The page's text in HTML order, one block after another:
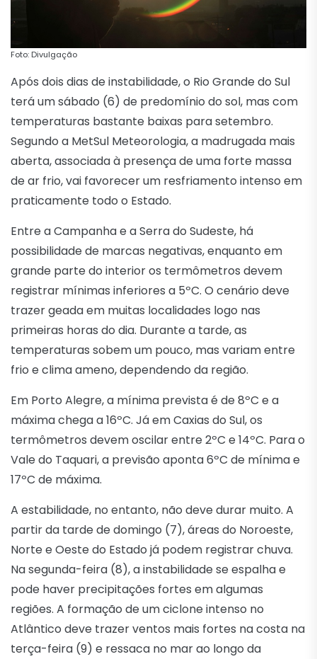
Foto: Divulgação
Após dois dias de instabilidade, o Rio Grande do Sul
terá um sábado (6) de predomínio do sol, mas com
temperaturas bastante baixas para setembro.
Segundo a MetSul Meteorologia, a madrugada mais
aberta, associada à presença de uma forte massa
de ar frio, vai favorecer um resfriamento intenso em
praticamente todo o Estado.
Entre a Campanha e a Serra do Sudeste, há
possibilidade de marcas negativas, enquanto em
grande parte do interior os termômetros devem
registrar mínimas inferiores a 5ºC. O cenário deve
trazer geada em muitas localidades logo nas
primeiras horas do dia. Durante a tarde, as
temperaturas sobem um pouco, mas variam entre
frio e clima ameno, dependendo da região.
Em Porto Alegre, a mínima prevista é de 8ºC e a
máxima chega a 16ºC. Já em Caxias do Sul, os
termômetros devem oscilar entre 2ºC e 14ºC. Para o
Vale do Taquari, a previsão aponta 6ºC de mínima e
17ºC de máxima.
A estabilidade, no entanto, não deve durar muito. A
partir da tarde de domingo (7), áreas do Noroeste,
Norte e Oeste do Estado já podem registrar chuva.
Na segunda-feira (8), a instabilidade se espalha e
pode haver precipitações fortes em algumas
regiões. A formação de um ciclone intenso no
Atlântico deve trazer ventos mais fortes na costa na
terça-feira (9) e ressaca no mar ao longo da